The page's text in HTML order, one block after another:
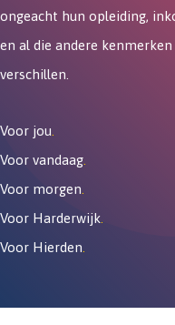
ongeacht hun opleiding,
en al die andere
verschillen.
Voor jou
Voor vandaag
Voor morgen
Voor Harderwijk
Voor Hierden